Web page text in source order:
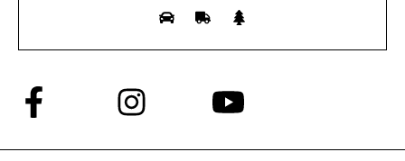
Folge
uns
auf
Folge
uns
auf
Folge
auf